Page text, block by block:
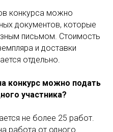
конкурса можно
документов, которые
письмом. Стоимость
и доставки
отдельно.
конкурс можно подать
участника?
не более 25 работ.
работа от одного